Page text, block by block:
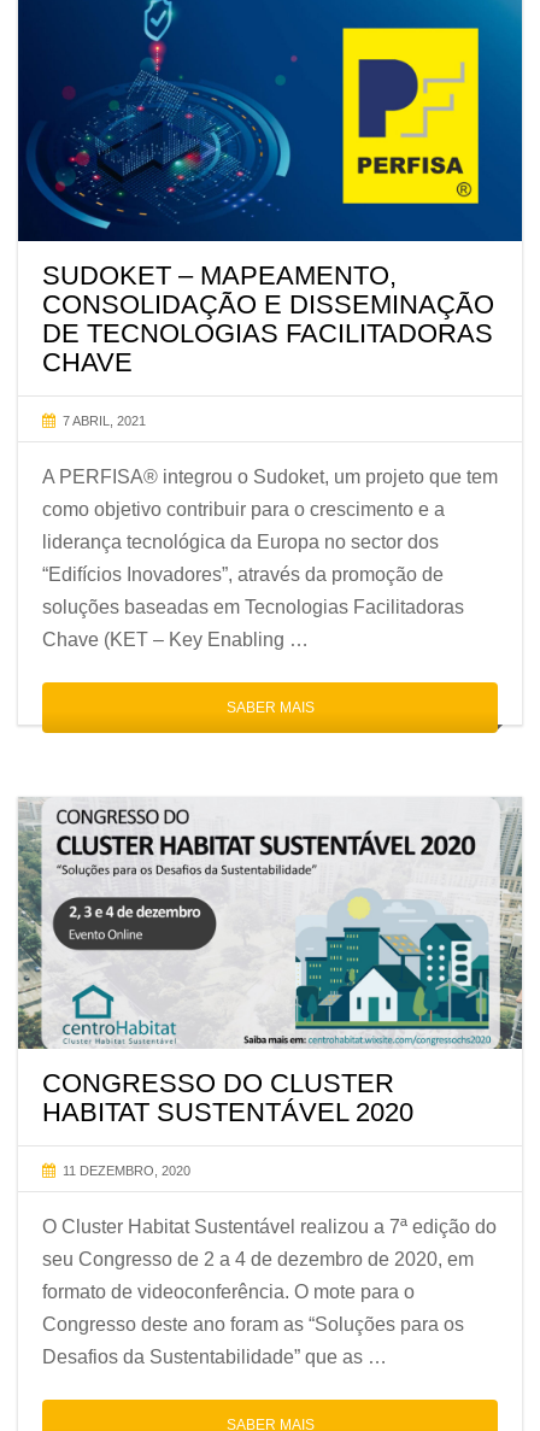
SUDOKET – MAPEAMENTO,
CONSOLIDAÇÃO E DISSEMINAÇÃO
DE TECNOLOGIAS FACILITADORAS
CHAVE
7 ABRIL, 2021
A PERFISA® integrou o Sudoket, um projeto que tem
como objetivo contribuir para o crescimento e a
liderança tecnológica da Europa no sector dos
“Edifícios Inovadores”, através da promoção de
soluções baseadas em Tecnologias Facilitadoras
Chave (KET – Key Enabling …
SABER MAIS
CONGRESSO DO CLUSTER
HABITAT SUSTENTÁVEL 2020
11 DEZEMBRO, 2020
O Cluster Habitat Sustentável realizou a 7ª edição do
seu Congresso de 2 a 4 de dezembro de 2020, em
formato de videoconferência. O mote para o
Congresso deste ano foram as “Soluções para os
Desafios da Sustentabilidade” que as …
SABER MAIS